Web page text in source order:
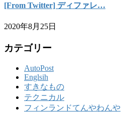
[From Twitter] ディファレ…
2020年8月25日
カテゴリー
AutoPost
Englsih
すきなもの
テクニカル
フィンランドてんやわんや